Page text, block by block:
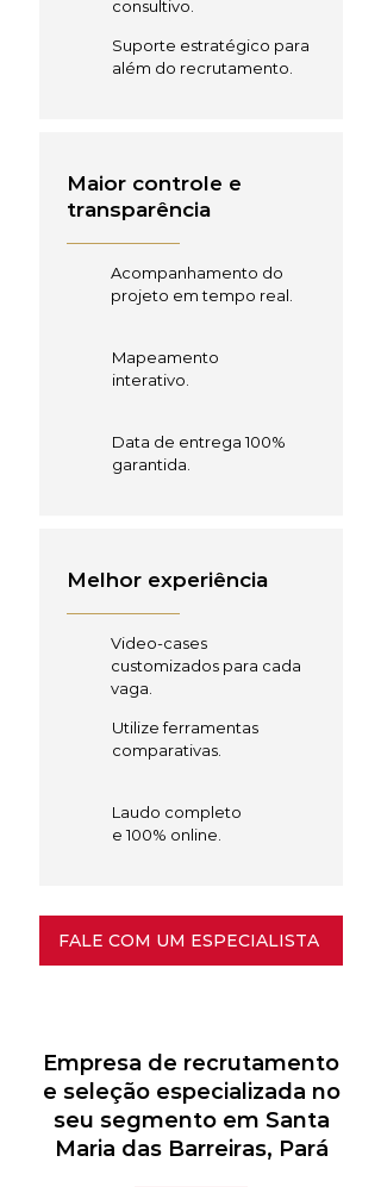
consultivo.
Suporte estratégico para
além do recrutamento.
Maior controle e
transparência
Acompanhamento do
projeto em tempo real.
Mapeamento
interativo.
Data de entrega 100%
garantida.
Melhor experiência
Video-cases
customizados para cada
vaga.
Utilize ferramentas
comparativas.
Laudo completo
e 100% online.
FALE COM UM ESPECIALISTA
Empresa de recrutamento
e seleção especializada no
seu segmento em Santa
Maria das Barreiras, Pará